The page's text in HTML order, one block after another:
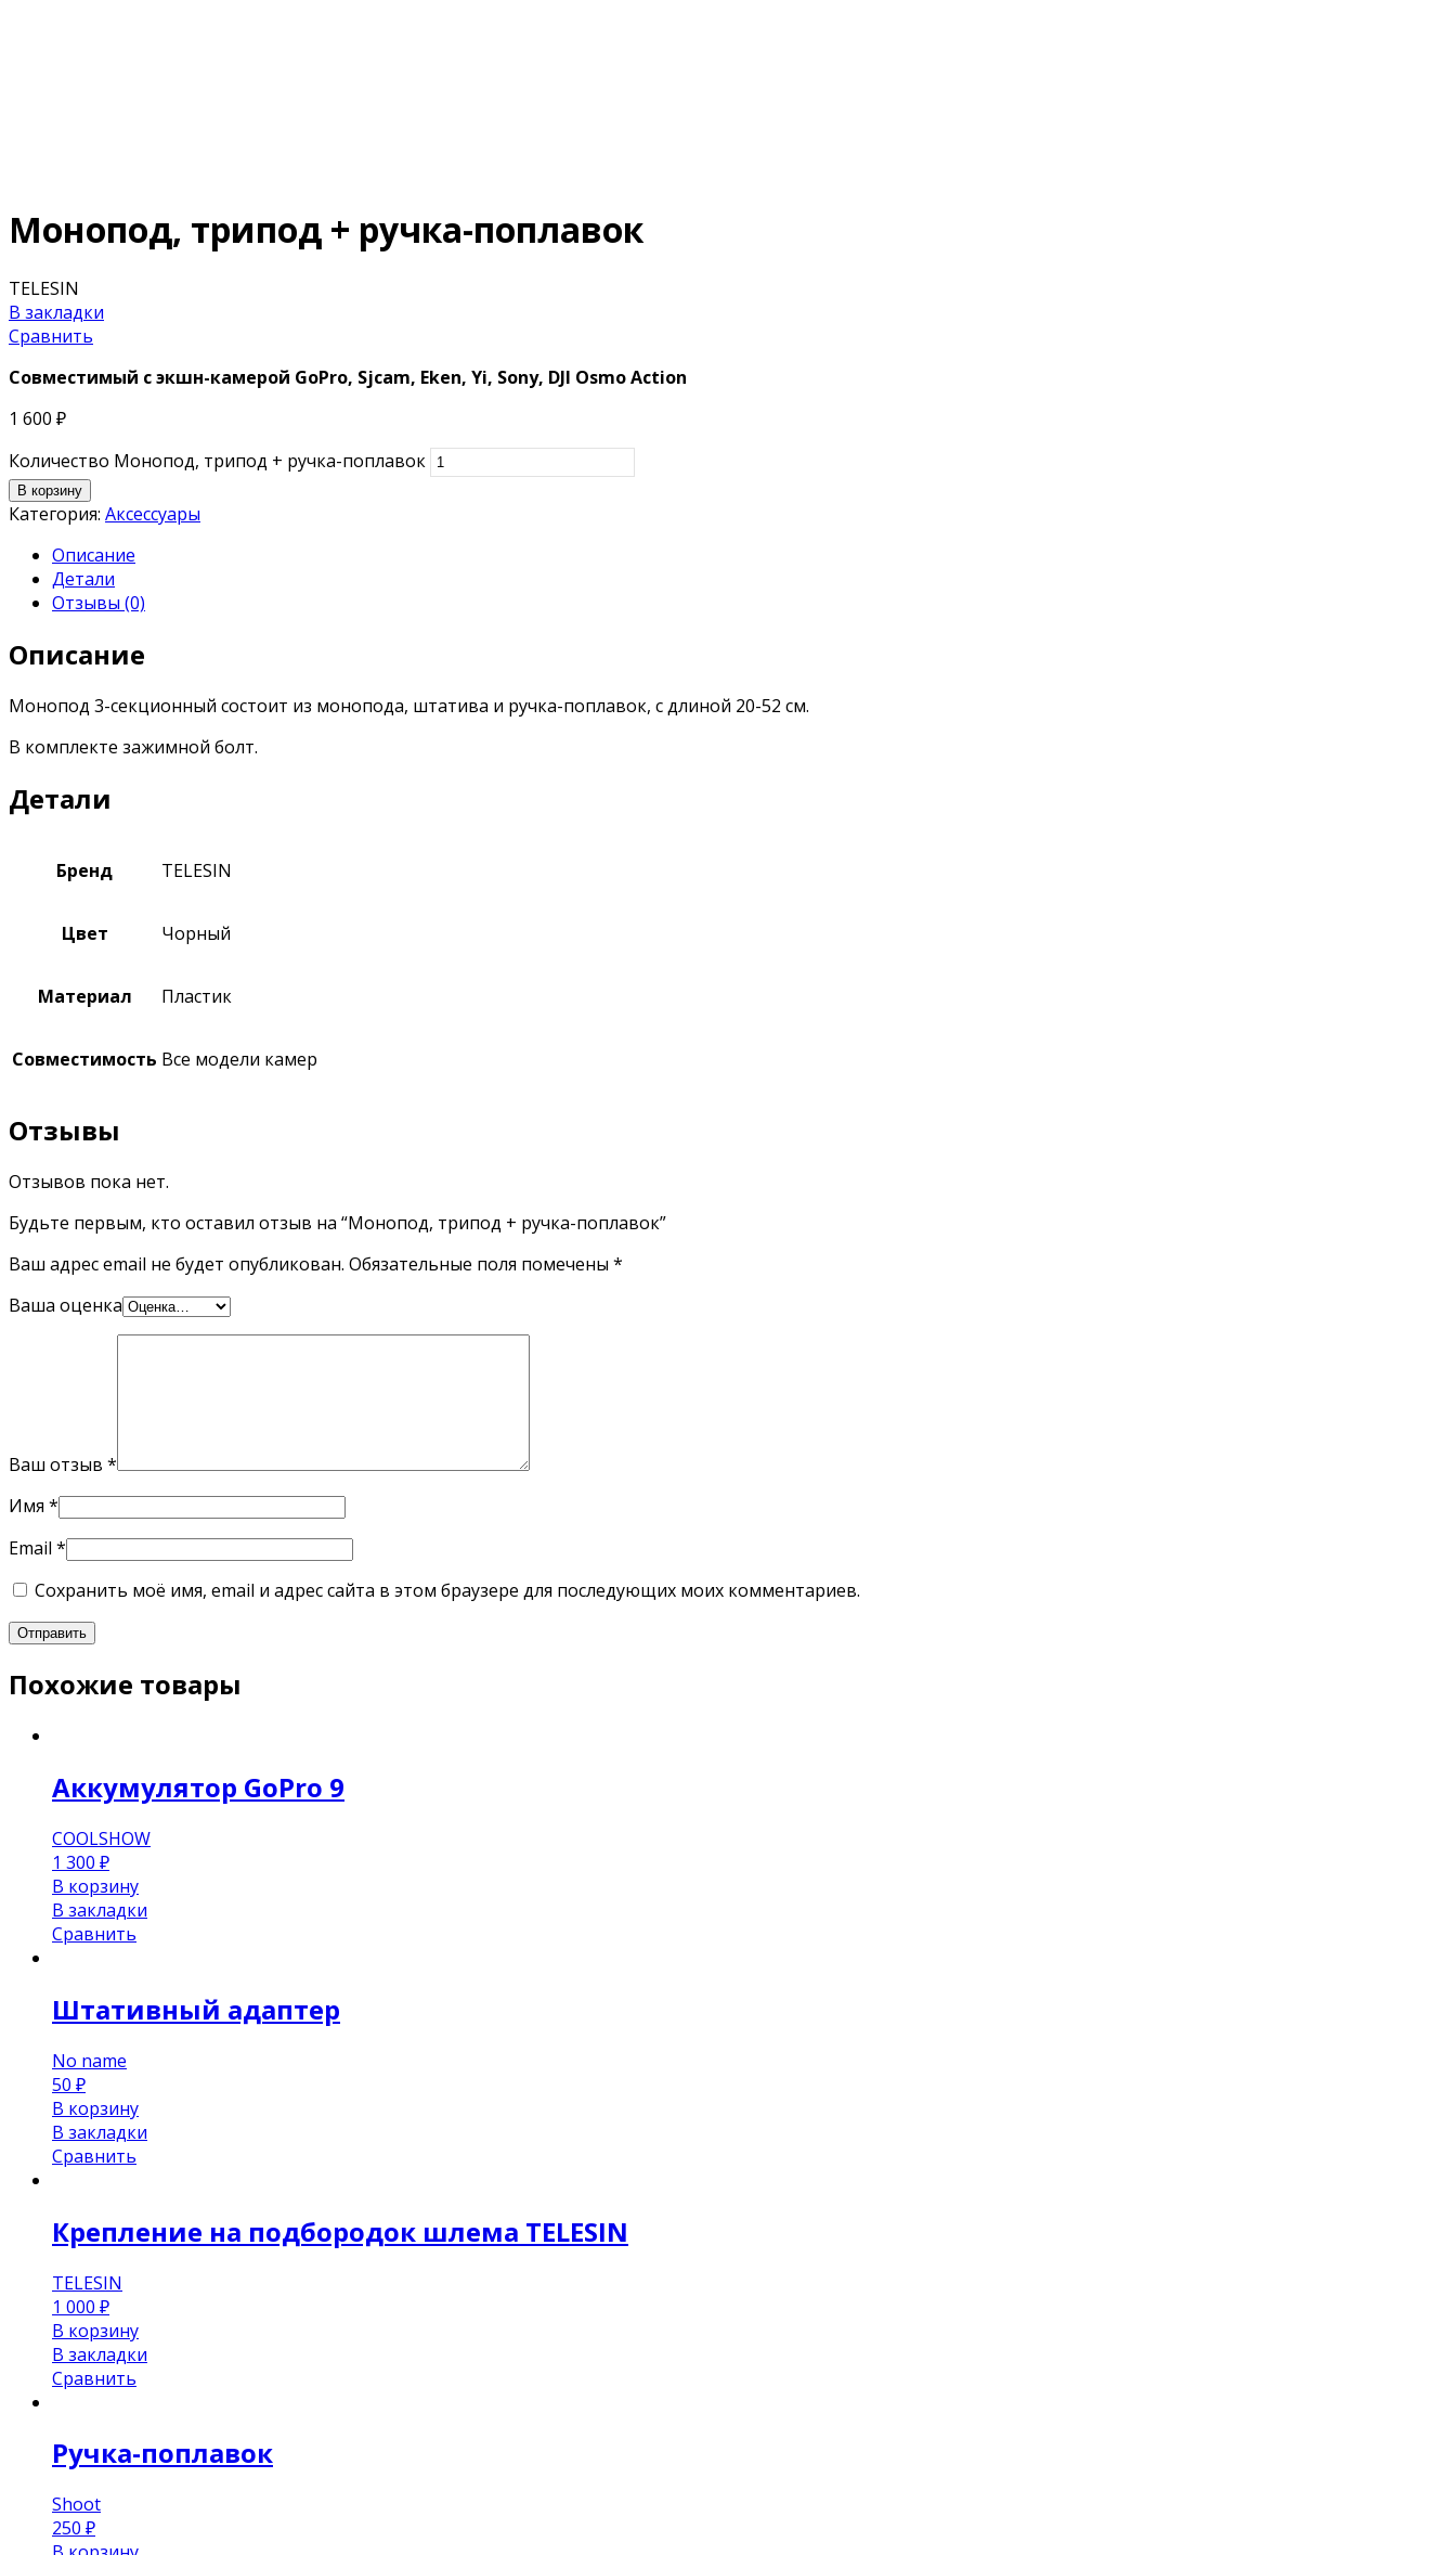
Монопод, трипод + ручка-поплавок
TELESIN
В закладки
Сравнить
Совместимый с экшн-камерой GoPro, Sjcam, Eken, Yi, Sony, DJI Osmo Action
1 600 ₽
Количество Монопод, трипод + ручка-поплавок
В корзину
Категория: Аксессуары
Описание
Детали
Отзывы (0)
Описание
Монопод 3-секционный состоит из монопода, штатива и ручка-поплавок, с длиной 20-52 см.
В комплекте зажимной болт.
Детали
Бренд TELESIN
Цвет Чорный
Материал Пластик
Совместимость Все модели камер
Отзывы
Отзывов пока нет.
Будьте первым, кто оставил отзыв на “Монопод, трипод + ручка-поплавок”
Ваш адрес email не будет опубликован. Обязательные поля помечены *
Ваша оценка
Ваш отзыв *
Имя *
Email *
Сохранить моё имя, email и адрес сайта в этом браузере для последующих моих комментариев.
Похожие товары
Аккумулятор GoPro 9
COOLSHOW
1 300 ₽
В корзину
В закладки
Сравнить
Штативный адаптер
No name
50 ₽
В корзину
В закладки
Сравнить
Крепление на подбородок шлема TELESIN
TELESIN
1 000 ₽
В корзину
В закладки
Сравнить
Ручка-поплавок
Shoot
250 ₽